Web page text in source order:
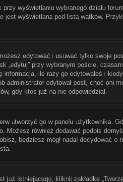
wyświetlaniu wybranego działu
jest wyświetlana pod listą wątków.
edytować i usuwać tylko swoje
„edytuj” przy wybranym poście,
informacja, ile razy go edytowałeś i
administrator edytował post, choć oni
gdy ktoś już na nie odpowiedział.
utworzyć go w panelu użytkownika.
Możesz również dodawać podpis
będziesz mógł nadal decydować o
istniejącego, kliknij zakładkę